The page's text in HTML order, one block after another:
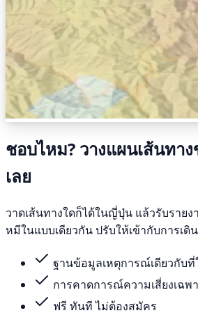
ชอบไหม? วางแผนเส้นทา
เลย
วาดเส้นทางใดก็ได้ในญี่ปุ่น แล้วรับราย
หมีในแบบเดียวกัน ปรับให้เข้ากับการเ
ฐานข้อมูลเหตุการณ์เดียวกับ
การคาดการณ์ความเสี่ยงเฉ
ฟรี ทันที ไม่ต้องสมัคร